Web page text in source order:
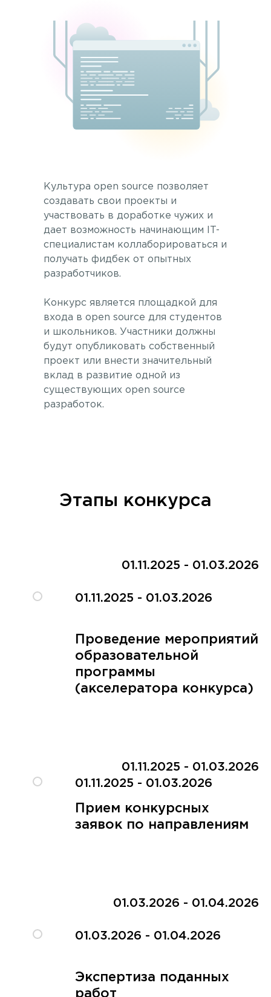
Культура open source позволяет
создавать свои проекты и
участвовать в доработке чужих и
дает возможность начинающим IT-
специалистам коллаборироваться и
получать фидбек от опытных
разработчиков.
Конкурс является площадкой для
входа в open source для студентов
и школьников. Участники должны
будут опубликовать собственный
проект или внести значительный
вклад в развитие одной из
существующих open source
разработок.
Этапы конкурса
01.11.2025 - 01.03.2026
01.11.2025 - 01.03.2026
Проведение мероприятий
образовательной
программы
(акселератора конкурса)
01.11.2025 - 01.03.2026
01.11.2025 - 01.03.2026
Прием конкурсных
заявок по направлениям
01.03.2026 - 01.04.2026
01.03.2026 - 01.04.2026
Экспертиза поданных
работ